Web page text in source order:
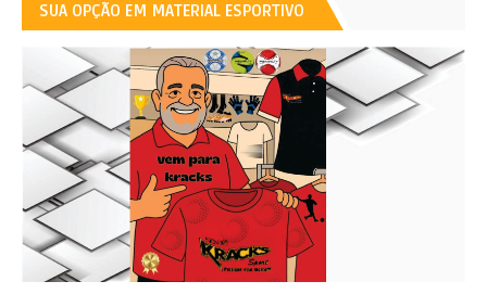
SUA OPÇÃO EM MATERIAL ESPORTIVO